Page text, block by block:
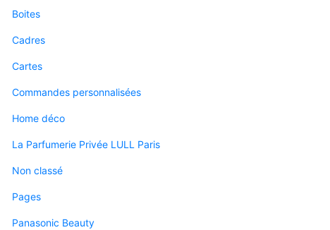
Boites
Cadres
Cartes
Commandes personnalisées
Home déco
La Parfumerie Privée LULL Paris
Non classé
Pages
Panasonic Beauty